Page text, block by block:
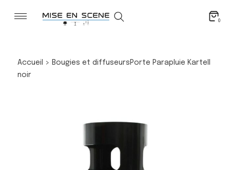
0
Accueil > Bougies et diffuseurs Porte Parapluie Kartell
noir